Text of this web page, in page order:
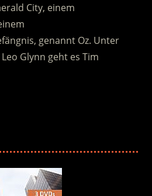
City, einem
genannt Oz. Unter
Glynn geht es Tim